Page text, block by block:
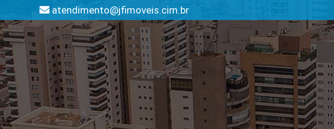
atendimento@jfimoveis.cim.br